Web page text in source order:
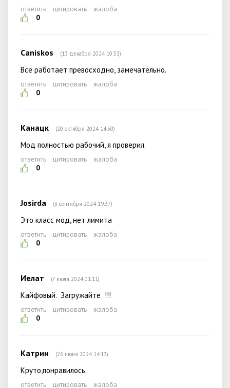
ответить цитировать
жалоба
0
Caniskos (13 декабря 2024 10:53)
Все работает превосходно, замечательно.
ответить цитировать
жалоба
0
Канацк (20 октября 2024 14:50)
Мод полностью рабочий, я проверил.
ответить цитировать
жалоба
0
Josirda (3 сентября 2024 19:37)
Это класс мод, нет лимита
ответить цитировать
жалоба
0
Иелат (7 июля 2024 01:11)
Кайфовый. Загружайте !!!
ответить цитировать
жалоба
0
Катрин (26 июня 2024 14:13)
Круто,понравилось.
ответить цитировать жалоба